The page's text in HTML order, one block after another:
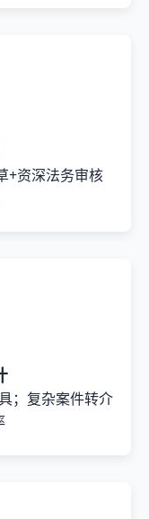
+资深法务审核
；复杂案件转介